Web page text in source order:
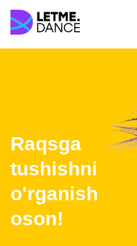
Raqsga
tushishni
o'rganish
oson!